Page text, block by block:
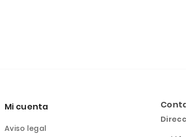
Mi cuenta
Aviso legal